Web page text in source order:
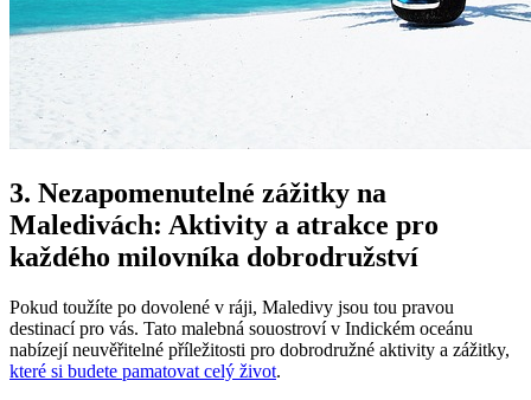
3. Nezapomenutelné zážitky na
Maledivách: Aktivity a atrakce pro
každého milovníka dobrodružství
Pokud toužíte po dovolené v ráji, Maledivy jsou⁤ tou pravou
destinací pro vás. Tato malebná souostroví ‌v Indickém oceánu
nabízejí neuvěřitelné ⁤příležitosti ‍pro dobrodružné aktivity a ​zážitky,
které si budete pamatovat celý život.